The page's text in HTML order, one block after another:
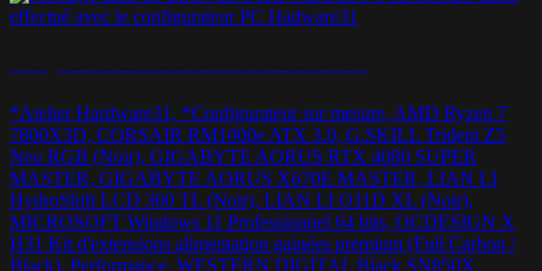
*Atelier Hardware31, *Configurateur sur mesure, AMD Ryzen 7
7800X3D, CORSAIR RM1000e ATX 3.0, G.SKILL Trident Z5
Neo RGB (Noir), GIGABYTE AORUS RTX 4080 SUPER
MASTER, GIGABYTE AORUS X670E MASTER, LIAN LI
HydroShift LCD 360 TL (Noir), LIAN LI O11D XL (Noir),
MICROSOFT Windows 11 Professionnel 64 bits, OCDESIGN X
H31 Kit d'extensions alimentation gainées premium (Full Carbon /
Black), Performance, WESTERN DIGITAL Black SN850X